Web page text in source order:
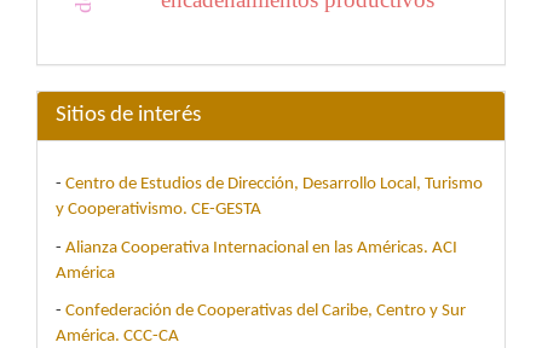
Sitios de interés
- Centro de Estudios de Dirección, Desarrollo Local, Turismo
y Cooperativismo. CE-GESTA
- Alianza Cooperativa Internacional en las Américas. ACI
América
- Confederación de Cooperativas del Caribe, Centro y Sur
América. CCC-CA